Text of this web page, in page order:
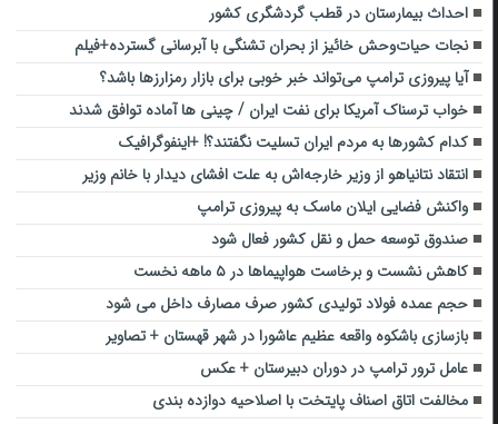
احداث بیمارستان در قطب گردشگری کشور
نجات حیات‌وحش خائیز از بحران تشنگی با آبرسانی گسترده+فیلم
آیا پیروزی ترامپ می‌تواند خبر خوبی برای بازار رمزارزها باشد؟
خواب ترسناک آمریکا برای نفت ایران / چینی ها آماده توافق شدند
کدام کشورها به مردم ایران تسلیت نگفتند؟! +اینفوگرافیک
انتقاد نتانیاهو از وزیر خارجه‌اش به علت افشای دیدار با خانم وزیر
واکنش فضایی ایلان ماسک به پیروزی ترامپ
صندوق توسعه حمل و نقل کشور فعال شود
کاهش نشست و برخاست هواپیماها در ۵ ماهه نخست
حجم عمده فولاد تولیدی کشور صرف مصارف داخل می شود
بازسازی باشکوه واقعه عظیم عاشورا در شهر قهستان + تصاویر
عامل ترور ترامپ در دوران دبیرستان + عکس
مخالفت اتاق اصناف پایتخت با اصلاحیه دوازده بندی